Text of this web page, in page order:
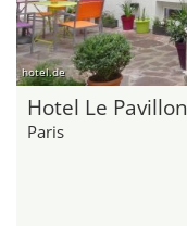
hotel.de
Hotel Le Pavillon
Paris